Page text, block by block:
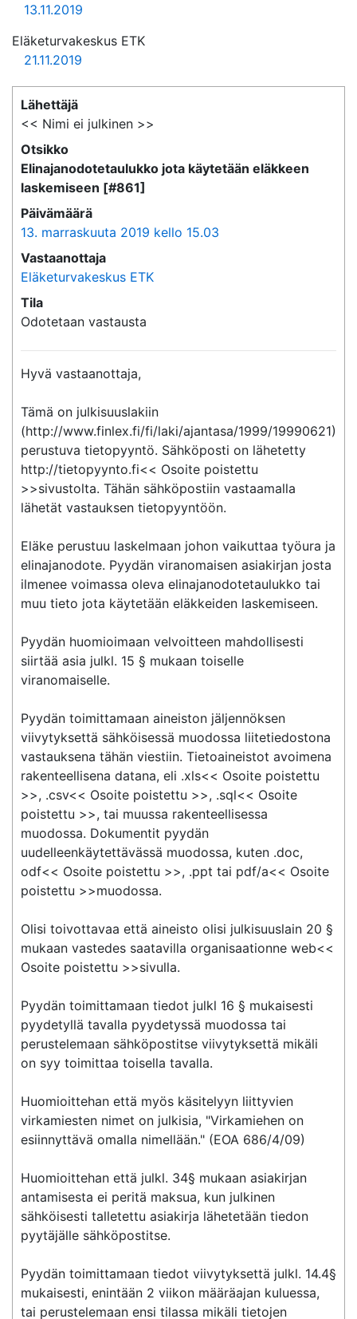
13.11.2019
Eläketurvakeskus ETK
21.11.2019
Lähettäjä
<< Nimi ei julkinen >>
Otsikko
Elinajanodotetaulukko jota käytetään eläkkeen
laskemiseen [#861]
Päivämäärä
13. marraskuuta 2019 kello 15.03
Vastaanottaja
Eläketurvakeskus ETK
Tila
Odotetaan vastausta
Hyvä vastaanottaja,
Tämä on julkisuuslakiin
(http://www.finlex.fi/fi/laki/ajantasa/1999/19990621)
perustuva tietopyyntö. Sähköposti on lähetetty
http://tietopyynto.fi<< Osoite poistettu
>>sivustolta. Tähän sähköpostiin vastaamalla
lähetät vastauksen tietopyyntöön.
Eläke perustuu laskelmaan johon vaikuttaa työura ja
elinajanodote. Pyydän viranomaisen asiakirjan josta
ilmenee voimassa oleva elinajanodotetaulukko tai
muu tieto jota käytetään eläkkeiden laskemiseen.
Pyydän huomioimaan velvoitteen mahdollisesti
siirtää asia julkl. 15 § mukaan toiselle
viranomaiselle.
Pyydän toimittamaan aineiston jäljennöksen
viivytyksettä sähköisessä muodossa liitetiedostona
vastauksena tähän viestiin. Tietoaineistot avoimena
rakenteellisena datana, eli .xls<< Osoite poistettu
>>, .csv<< Osoite poistettu >>, .sql<< Osoite
poistettu >>, tai muussa rakenteellisessa
muodossa. Dokumentit pyydän
uudelleenkäytettävässä muodossa, kuten .doc,
odf<< Osoite poistettu >>, .ppt tai pdf/a<< Osoite
poistettu >>muodossa.
Olisi toivottavaa että aineisto olisi julkisuuslain 20 §
mukaan vastedes saatavilla organisaationne web<<
Osoite poistettu >>sivulla.
Pyydän toimittamaan tiedot julkl 16 § mukaisesti
pyydetyllä tavalla pyydetyssä muodossa tai
perustelemaan sähköpostitse viivytyksettä mikäli
on syy toimittaa toisella tavalla.
Huomioittehan että myös käsitelyyn liittyvien
virkamiesten nimet on julkisia, "Virkamiehen on
esiinnyttävä omalla nimellään." (EOA 686/4/09)
Huomioittehan että julkl. 34§ mukaan asiakirjan
antamisesta ei peritä maksua, kun julkinen
sähköisesti talletettu asiakirja lähetetään tiedon
pyytäjälle sähköpostitse.
Pyydän toimittamaan tiedot viivytyksettä julkl. 14.4§
mukaisesti, enintään 2 viikon määräajan kuluessa,
tai perustelemaan ensi tilassa mikäli tietojen